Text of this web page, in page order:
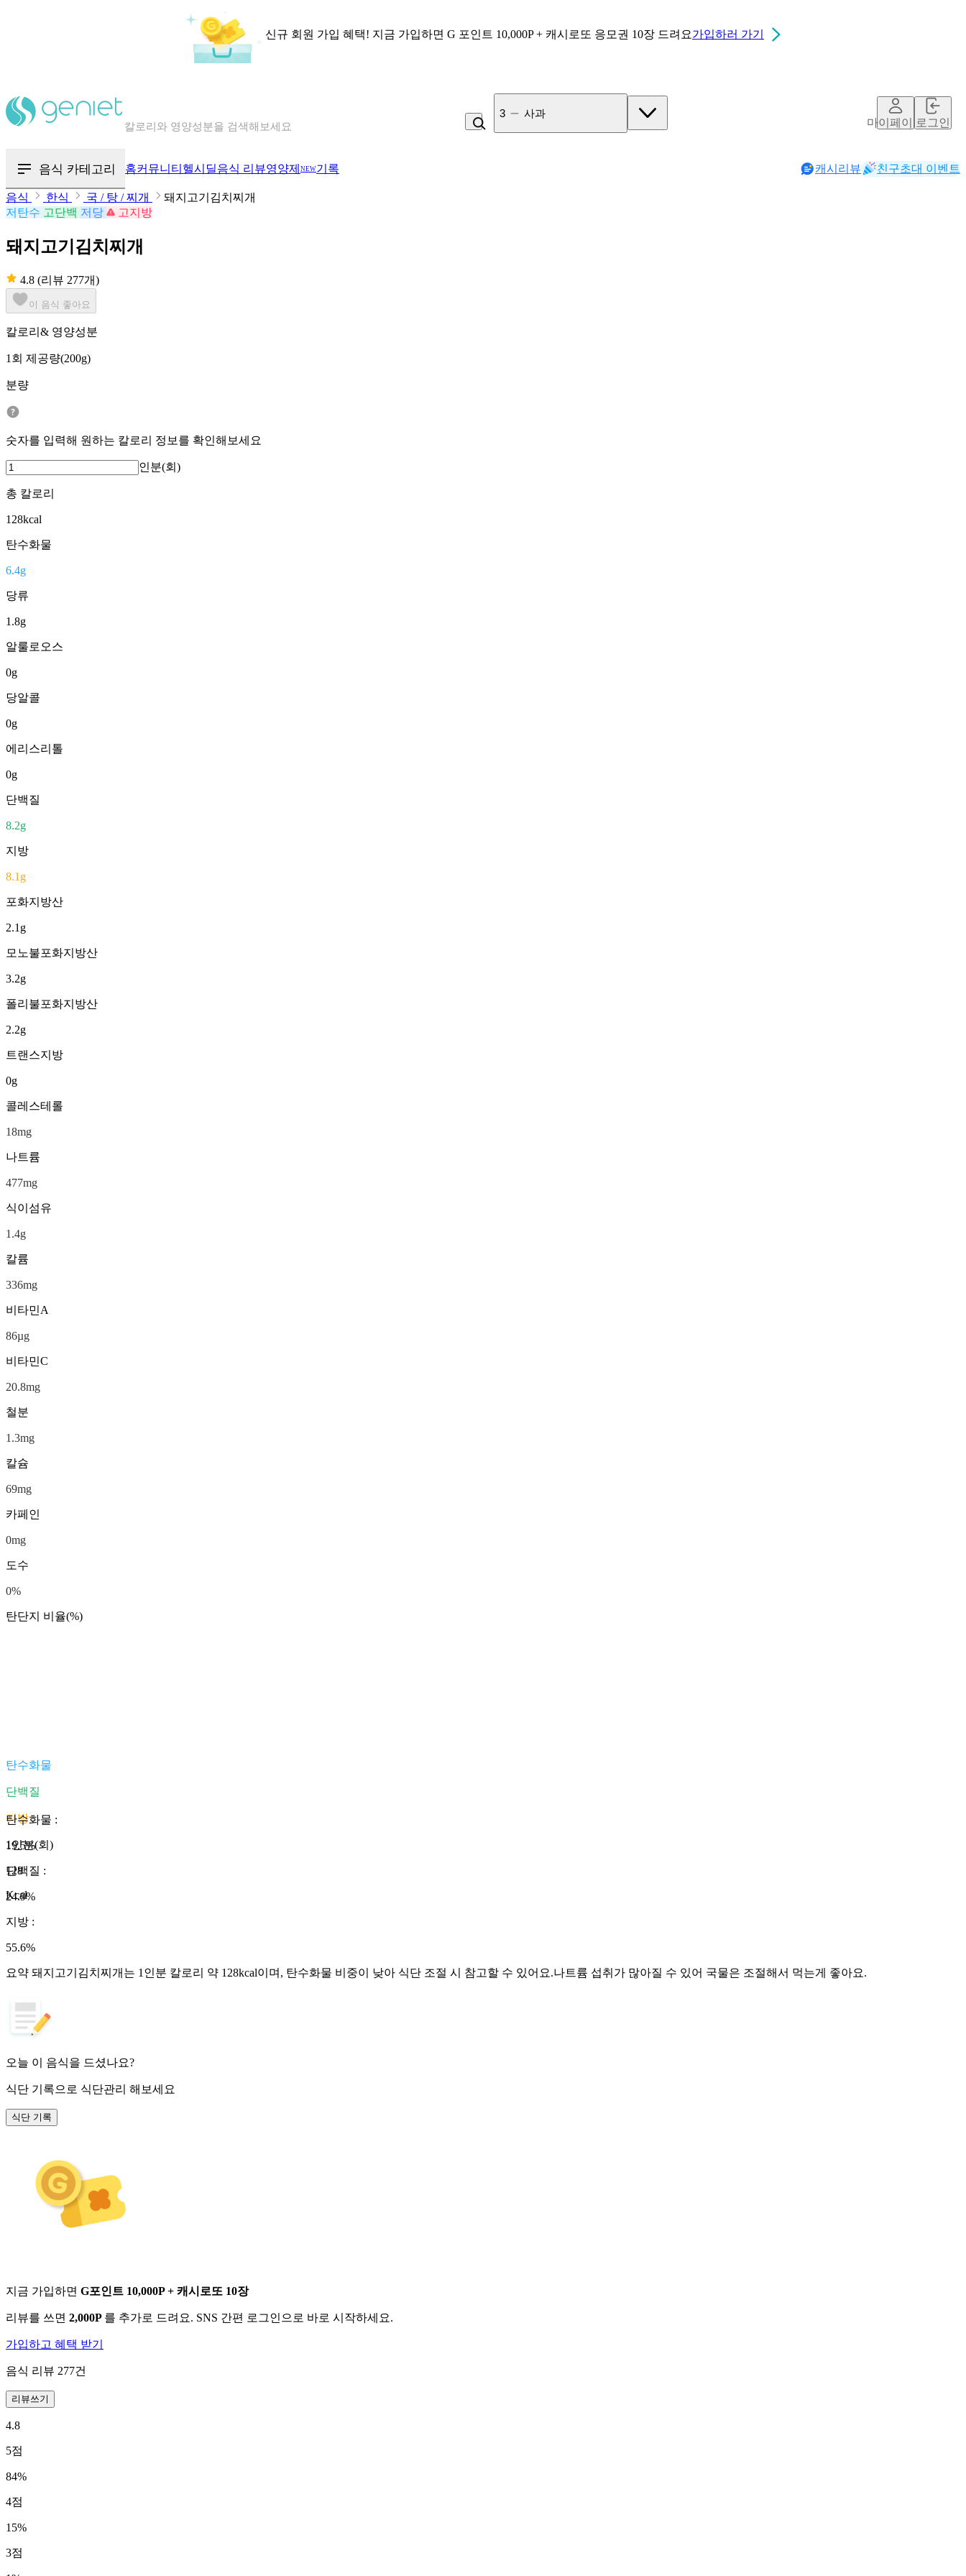
신규 회원 가입 혜택! 지금 가입하면 G 포인트 10,000P + 캐시로또 응모권 10장 드려요가입하러 가기
칼로리와 영양성분을 검색해보세요
4 라면
마이페이지로그인
음식 카테고리 홈커뮤니티 헬시딜음식 리뷰영양제 NEW기록 캐시리뷰 친구초대 이벤트
음식 한식 국 / 탕 / 찌개
돼지고기김치찌개
저탄수 고단백 저당 고지방
돼지고기김치찌개
4.8 (리뷰 277개)
이 음식 좋아요
칼로리& 영양성분
1회 제공량(200g)
분량
숫자를 입력해 원하는 칼로리 정보를 확인해보세요
인분(회)
총 칼로리
128kcal
탄수화물
6.4g
당류
1.8g
알룰로오스
0g
당알콜
0g
에리스리톨
0g
단백질
8.2g
지방
8.1 g
포화지방산
2.1 g
모노불포화지방산
3.2g
폴리불포화지방산
2.2g
트랜스지방
0g
콜레스테롤
18mg
나트륨
477mg
식이섬유
1.4g
칼륨
336mg
비타민A
86µg
비타민C
20.8mg
철분
1.3mg
칼슘
69mg
카페인
0mg
도수
0%
탄단지 비율(%)
탄수화물
단백질
지방
1인분(회)
128
Kcal
탄수화물 :
19.5%
단백질 :
24.9%
지방 :
55.6%
요약 돼지고기김치찌개는 1인분 칼로리 약 128kcal이며, 탄수화물 비중이 낮아 식단 조절 시 참고할 수 있어요.나트륨 섭취가 많아질 수 있어 국물은 조절해서 먹는게 좋아요.
오늘 이 음식을 드셨나요?
식단 기록으로 식단관리 해보세요
식단 기록
지금 가입하면 G포인트 10,000P + 캐시로또 10장
리뷰를 쓰면 2,000P 를 추가로 드려요. SNS 간편 로그인으로 바로 시작하세요.
가입하고 혜택 받기
음식 리뷰 277건
리뷰쓰기
4.8
5점
84%
4점
15%
3점